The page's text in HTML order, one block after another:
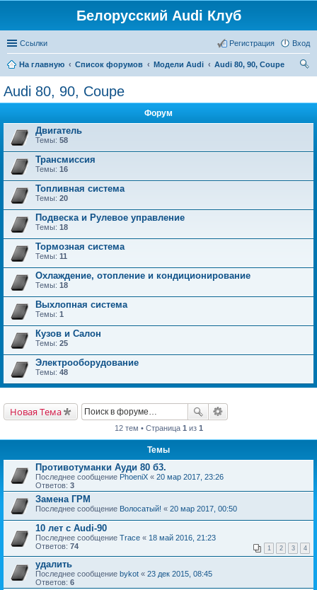
Белорусский Audi Клуб
Ссылки Вход
Регистрация
На главную Список форумов Модели Audi
Audi 80, 90, Coupe
Audi 80, 90, Coupe
Форум
Двигатель
Темы: 58
Трансмиссия
Темы: 16
Топливная система
Темы: 20
Подвеска и Рулевое управление
Темы: 18
Тормозная система
Темы: 11
Охлаждение, отопление и кондиционирование
Темы: 18
Выхлопная система
Темы: 1
Кузов и Салон
Темы: 25
Электрооборудование
Темы: 48
Новая Тема
12 тем • Страница 1 из 1
Темы
Противотуманки Ауди 80 б3.
Последнее сообщение PhoeniX « 20 мар 2017, 23:26
Ответов: 3
Замена ГРМ
Последнее сообщение Волосатый! « 20 мар 2017, 00:50
10 лет с Audi-90
Последнее сообщение Trace « 18 май 2016, 21:23
Ответов: 74 1 2 3 4
удалить
Последнее сообщение bykot « 23 дек 2015, 08:45
Ответов: 6